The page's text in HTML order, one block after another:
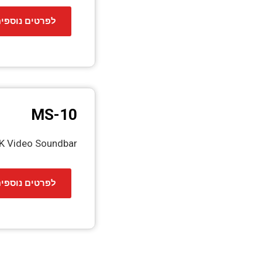
לפרטים
MS-10
Video Soundbar
לפרטים